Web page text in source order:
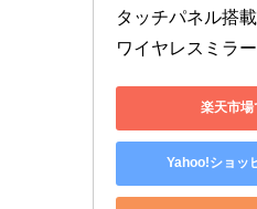
タッチパネル搭
ワイヤレスミラ
楽天市場
Yahoo!ショッ